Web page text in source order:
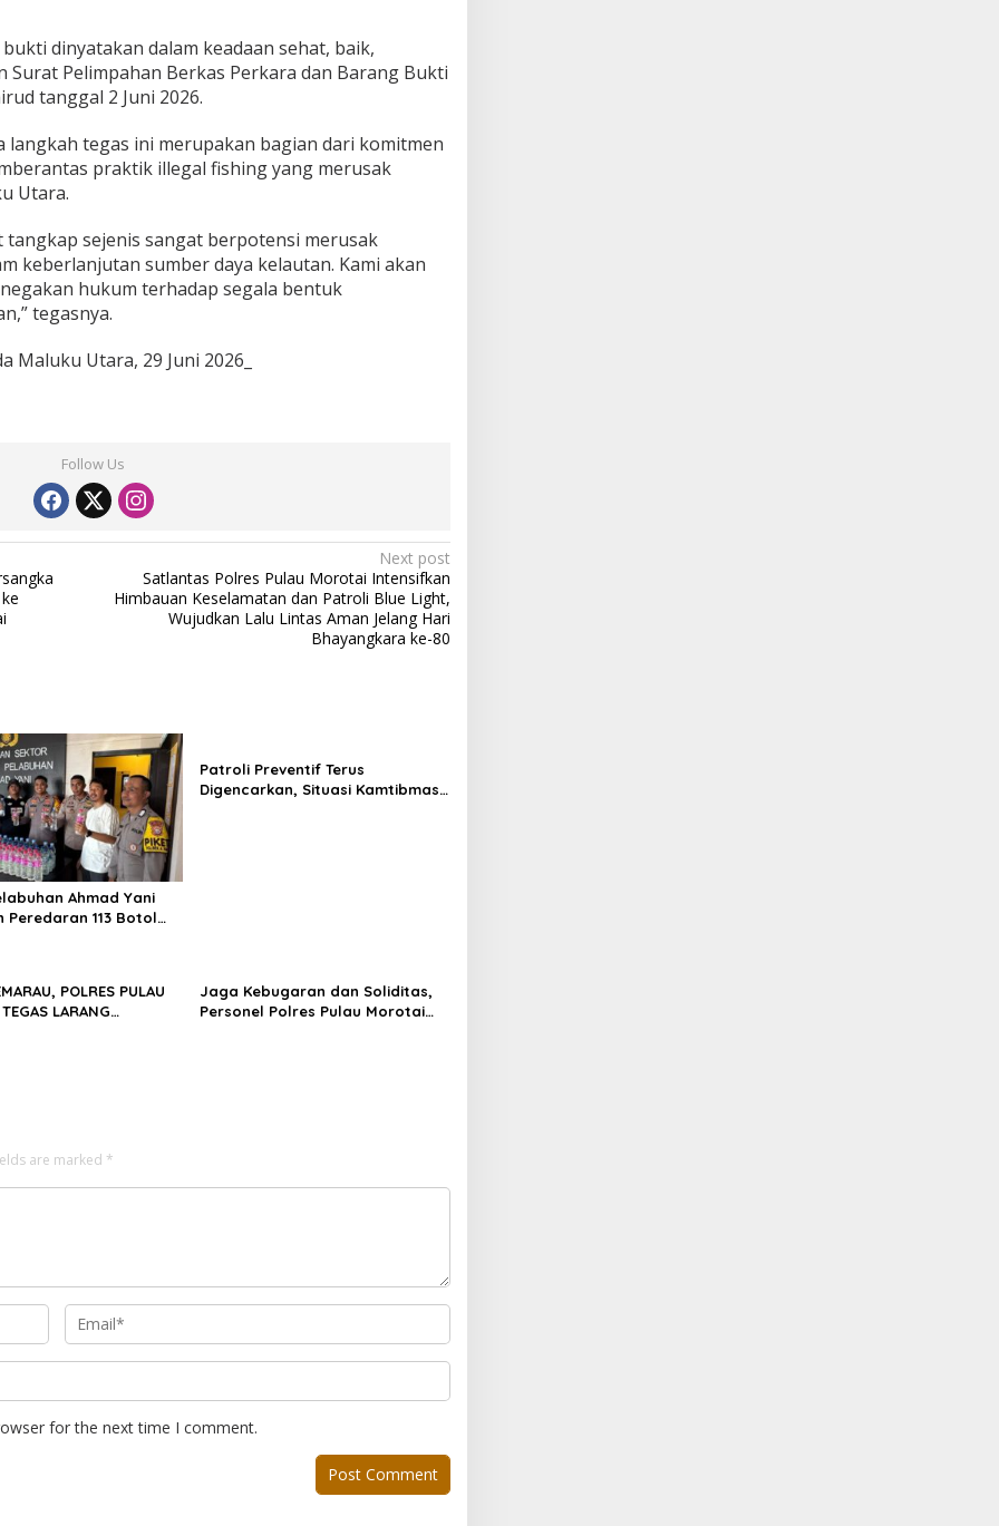
dinyatakan dalam keadaan sehat, baik,
Surat Pelimpahan Berkas Perkara dan Barang Bukti
tanggal 2 Juni 2026.
langkah tegas ini merupakan bagian dari komitmen
praktik illegal fishing yang merusak
Utara.
tangkap sejenis sangat berpotensi merusak
keberlanjutan sumber daya kelautan. Kami akan
hukum terhadap segala bentuk
tegasnya.
Maluku Utara, 29 Juni 2026_
Follow Us
Next post
Satlantas Polres Pulau Morotai Intensifkan
Himbauan Keselamatan dan Patroli Blue Light,
Wujudkan Lalu Lintas Aman Jelang Hari
Bhayangkara ke-80
Ahmad Yani
Peredaran 113 Botol
Patroli Preventif Terus
Digencarkan, Situasi Kamtibmas
POLRES PULAU
LARANG
Jaga Kebugaran dan Soliditas,
Personel Polres Pulau Morotai
are marked *
for the next time I comment.